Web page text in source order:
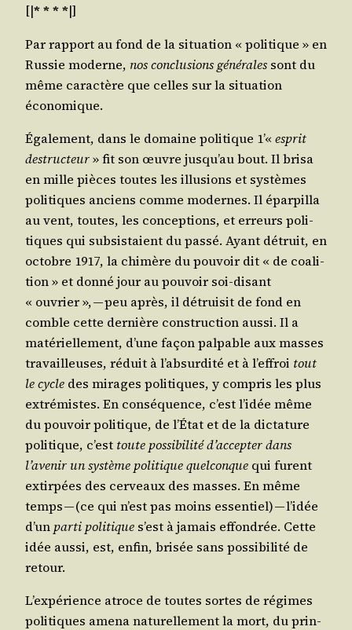
[|* * * *|]
Par rap­port au fond de la situa­tion « poli­tique » en
Rus­sie moderne, nos conclu­sions géné­rales sont du
même carac­tère que celles sur la situa­tion
économique.
Éga­le­ment, dans le domaine poli­tique 1’« esprit
des­truc­teur» fit son œuvre jusqu’au bout. Il bri­sa
en mille pièces toutes les illu­sions et sys­tèmes
poli­tiques anciens comme modernes. Il épar­pilla
au vent, toutes, les concep­tions, et erreurs poli­
tiques qui sub­sis­taient du pas­sé. Ayant détruit, en
octobre 1917, la chi­mère du pou­voir dit « de coa­li­
tion » et don­né jour au pou­voir soi-disant
« ouvrier », — peu après, il détrui­sit de fond en
comble cette der­nière construc­tion aus­si. Il a
maté­riel­le­ment, d’une façon pal­pable aux masses
tra­vailleuses, réduit à l’absurdité et à l’effroi tout
le cycle des mirages poli­tiques, y com­pris les plus
extré­mistes. En consé­quence, c’est l’idée même
du pou­voir poli­tique, de l’État et de la dic­ta­ture
poli­tique, c’est toute pos­si­bi­li­té d’accepter dans
l’avenir un sys­tème poli­tique quel­conque qui furent
extir­pées des cer­veaux des masses. En même
temps — (ce qui n’est pas moins essen­tiel) — l’idée
d’un par­ti poli­tique s’est à jamais effon­drée. Cette
idée aus­si, est, enfin, bri­sée sans pos­si­bi­li­té de
retour.
L’expérience atroce de toutes sortes de régimes
poli­tiques ame­na natu­rel­le­ment la mort, du prin­